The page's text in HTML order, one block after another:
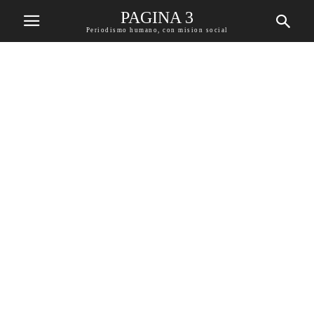
PAGINA 3
Periodismo humano, con mision social